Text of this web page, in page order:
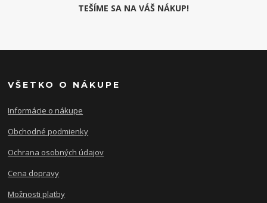
TEŠÍME SA NA VÁŠ NÁKUP!
VŠETKO O NÁKUPE
Informácie o nákupe
Obchodné podmienky
Ochrana osobných údajov
Cena dopravy
Možnosti platby